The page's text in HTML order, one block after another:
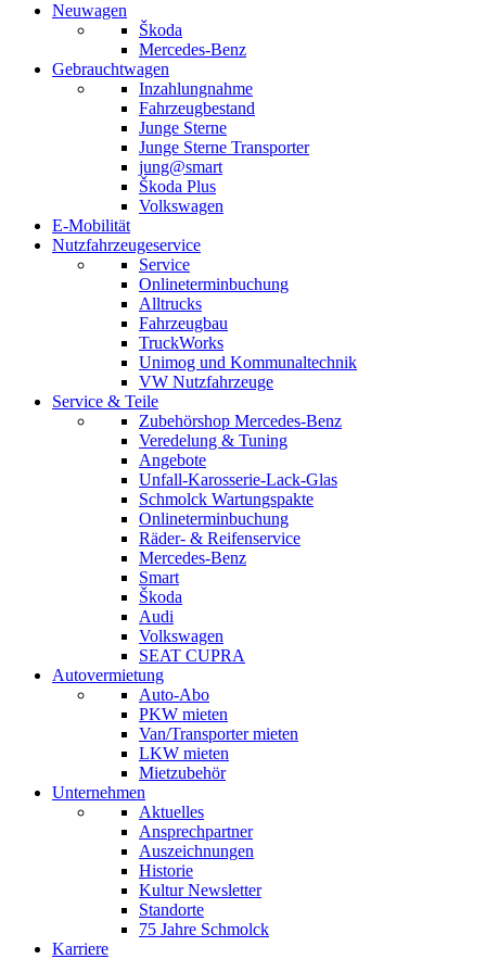
Neuwagen
Škoda
Mercedes-Benz
Gebrauchtwagen
Inzahlungnahme
Fahrzeugbestand
Junge Sterne
Junge Sterne Transporter
jung@smart
Škoda Plus
Volkswagen
E-Mobilität
Nutzfahrzeugeservice
Service
Onlineterminbuchung
Alltrucks
Fahrzeugbau
TruckWorks
Unimog und Kommunaltechnik
VW Nutzfahrzeuge
Service & Teile
Zubehörshop Mercedes-Benz
Veredelung & Tuning
Angebote
Unfall-Karosserie-Lack-Glas
Schmolck Wartungspakte
Onlineterminbuchung
Räder- & Reifenservice
Mercedes-Benz
Smart
Škoda
Audi
Volkswagen
SEAT CUPRA
Autovermietung
Auto-Abo
PKW mieten
Van/Transporter mieten
LKW mieten
Mietzubehör
Unternehmen
Aktuelles
Ansprechpartner
Auszeichnungen
Historie
Kultur Newsletter
Standorte
75 Jahre Schmolck
Karriere